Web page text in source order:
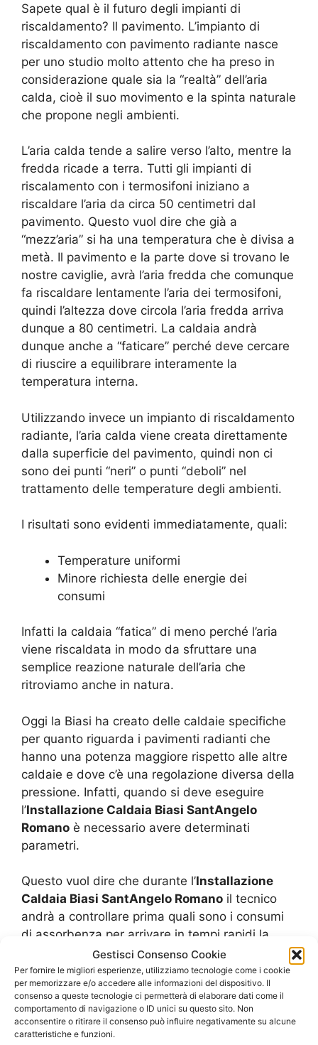
Gestisci Consenso Cookie
Per fornire le migliori esperienze, utilizziamo tecnologie come i cookie
per memorizzare e/o accedere alle informazioni del dispositivo. Il
consenso a queste tecnologie ci permetterà di elaborare dati come il
comportamento di navigazione o ID unici su questo sito. Non
acconsentire o ritirare il consenso può influire negativamente su alcune
caratteristiche e funzioni.
Sapete qual è il futuro degli impianti di
riscaldamento? Il pavimento. L’impianto di
riscaldamento con pavimento radiante nasce
per uno studio molto attento che ha preso in
considerazione quale sia la “realtà” dell’aria
calda, cioè il suo movimento e la spinta naturale
che propone negli ambienti.
L’aria calda tende a salire verso l’alto, mentre la
fredda ricade a terra. Tutti gli impianti di
riscalamento con i termosifoni iniziano a
riscaldare l’aria da circa 50 centimetri dal
pavimento. Questo vuol dire che già a
“mezz’aria” si ha una temperatura che è divisa a
metà. Il pavimento e la parte dove si trovano le
nostre caviglie, avrà l’aria fredda che comunque
fa riscaldare lentamente l’aria dei termosifoni,
quindi l’altezza dove circola l’aria fredda arriva
dunque a 80 centimetri. La caldaia andrà
dunque anche a “faticare” perché deve cercare
di riuscire a equilibrare interamente la
temperatura interna.
Utilizzando invece un impianto di riscaldamento
radiante, l’aria calda viene creata direttamente
dalla superficie del pavimento, quindi non ci
sono dei punti “neri” o punti “deboli” nel
trattamento delle temperature degli ambienti.
I risultati sono evidenti immediatamente, quali:
Temperature uniformi
Minore richiesta delle energie dei
consumi
Infatti la caldaia “fatica” di meno perché l’aria
viene riscaldata in modo da sfruttare una
semplice reazione naturale dell’aria che
ritroviamo anche in natura.
Oggi la Biasi ha creato delle caldaie specifiche
per quanto riguarda i pavimenti radianti che
hanno una potenza maggiore rispetto alle altre
caldaie e dove c’è una regolazione diversa della
pressione. Infatti, quando si deve eseguire
l’Installazione Caldaia Biasi SantAngelo
Romano è necessario avere determinati
parametri.
Questo vuol dire che durante l’Installazione
Caldaia Biasi SantAngelo Romano il tecnico
andrà a controllare prima quali sono i consumi
di assorbenza per arrivare in tempi rapidi la
temperatura. in secondo luogo si ha poi una
regolazione della pressione.
Siccome queste caldaie di solito sono a
condensazione, cioè che creano e sviluppano
del vapore acqueo, si ha bisogno di una spinta